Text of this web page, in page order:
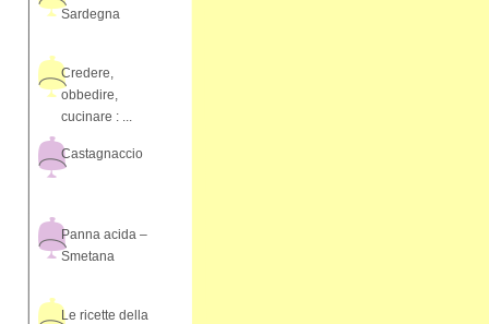
Sardegna
Credere,
obbedire,
cucinare : ...
Castagnaccio
Panna acida –
Smetana
Le ricette della